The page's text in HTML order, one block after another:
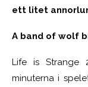
ett litet
A band of wolf
Life is Strange
minuterna i